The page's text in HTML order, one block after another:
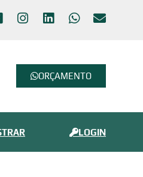
ORÇAMENTO
LOGIN